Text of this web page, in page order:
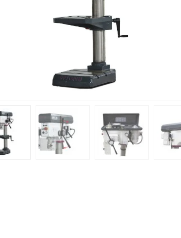
I URZĄDZENIA
WARSZTATOWE UNICRAFT
UNICRAFT
UNICRAFT
UNICRAFT
UNICRAFT